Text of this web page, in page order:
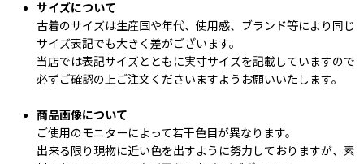
サイズについて
古着のサイズは生産国や年代、使用感、ブランド等により同じ
サイズ表記でも大きく差がございます。
当店では表記サイズとともに実寸サイズを記載していますので
必ずご確認の上ご注文くださいますようお願いいたします。
商品画像について
ご使用のモニターによって若干色目が異なります。
出来る限り現物に近い色を出すように努力しておりますが、素